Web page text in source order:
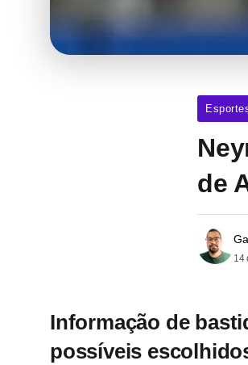
de
14
Informação de
possíveis